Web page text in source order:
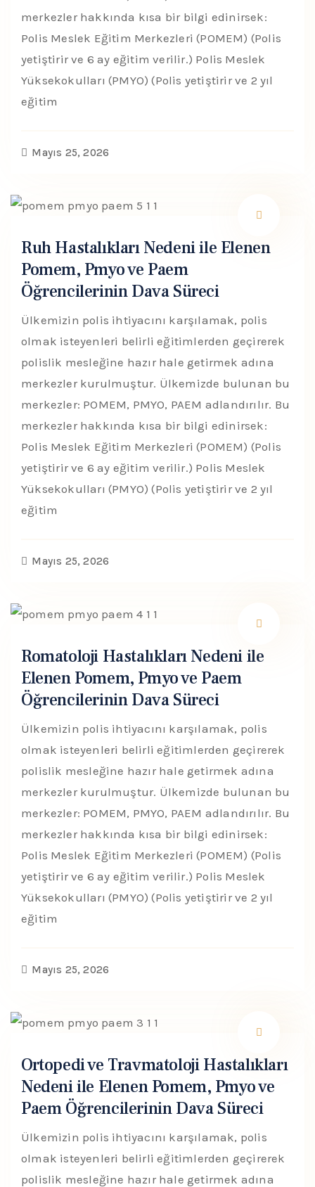
merkezler hakkında kısa bir bilgi edinirsek:
Polis Meslek Eğitim Merkezleri (POMEM) (Polis
yetiştirir ve 6 ay eğitim verilir.) Polis Meslek
Yüksekokulları (PMYO) (Polis yetiştirir ve 2 yıl
eğitim
Mayıs 25, 2026
Ruh Hastalıkları Nedeni ile Elenen
Pomem, Pmyo ve Paem
Öğrencilerinin Dava Süreci
Ülkemizin polis ihtiyacını karşılamak, polis
olmak isteyenleri belirli eğitimlerden geçirerek
polislik mesleğine hazır hale getirmek adına
merkezler kurulmuştur. Ülkemizde bulunan bu
merkezler: POMEM, PMYO, PAEM adlandırılır. Bu
merkezler hakkında kısa bir bilgi edinirsek:
Polis Meslek Eğitim Merkezleri (POMEM) (Polis
yetiştirir ve 6 ay eğitim verilir.) Polis Meslek
Yüksekokulları (PMYO) (Polis yetiştirir ve 2 yıl
eğitim
Mayıs 25, 2026
Romatoloji Hastalıkları Nedeni ile
Elenen Pomem, Pmyo ve Paem
Öğrencilerinin Dava Süreci
Ülkemizin polis ihtiyacını karşılamak, polis
olmak isteyenleri belirli eğitimlerden geçirerek
polislik mesleğine hazır hale getirmek adına
merkezler kurulmuştur. Ülkemizde bulunan bu
merkezler: POMEM, PMYO, PAEM adlandırılır. Bu
merkezler hakkında kısa bir bilgi edinirsek:
Polis Meslek Eğitim Merkezleri (POMEM) (Polis
yetiştirir ve 6 ay eğitim verilir.) Polis Meslek
Yüksekokulları (PMYO) (Polis yetiştirir ve 2 yıl
eğitim
Mayıs 25, 2026
Ortopedi ve Travmatoloji Hastalıkları
Nedeni ile Elenen Pomem, Pmyo ve
Paem Öğrencilerinin Dava Süreci
Ülkemizin polis ihtiyacını karşılamak, polis
olmak isteyenleri belirli eğitimlerden geçirerek
polislik mesleğine hazır hale getirmek adına